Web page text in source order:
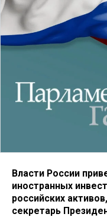
Власти России
иностранных
российских
секретарь